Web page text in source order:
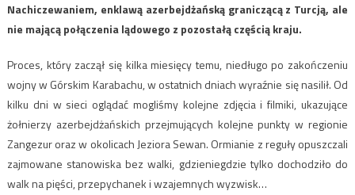
Nachiczewaniem, enklawą azerbejdżańską graniczącą z Turcją, ale
nie mającą połączenia lądowego z pozostałą częścią kraju.
Proces, który zaczął się kilka miesięcy temu, niedługo po zakończeniu
wojny w Górskim Karabachu, w ostatnich dniach wyraźnie się nasilił. Od
kilku dni w sieci oglądać mogliśmy kolejne zdjęcia i filmiki, ukazujące
żołnierzy azerbejdżańskich przejmujących kolejne punkty w regionie
Zangezur oraz w okolicach Jeziora Sewan. Ormianie z reguły opuszczali
zajmowane stanowiska bez walki, gdzieniegdzie tylko dochodziło do
walk na pięści, przepychanek i wzajemnych wyzwisk…